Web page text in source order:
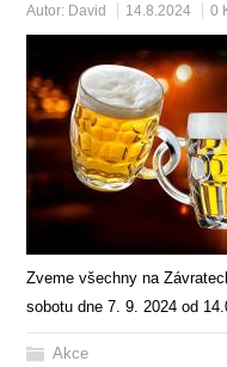
Autor: David 14.8.2024 0
Zveme všechny na
sobotu dne 7. 9. 2024 od
Akce